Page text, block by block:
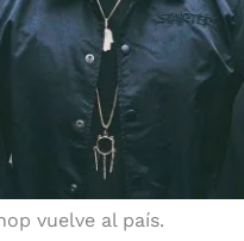
vuelve al país.